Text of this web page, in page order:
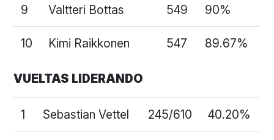
9 Valtteri Bottas 549 90%
10 Kimi Raikkonen 547 89.67%
VUELTAS LIDERANDO
1 Sebastian Vettel 245/610 40.20%